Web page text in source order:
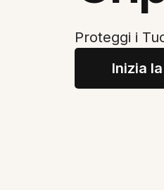
Proteggi i
Inizia